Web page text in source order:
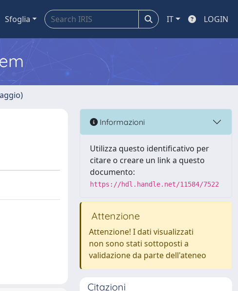
Sfoglia IT LOGIN
Informazioni
Utilizza questo identificativo per
citare o creare un link a questo
documento:
https://hdl.handle.net/11584/7522
Attenzione
Attenzione! I dati visualizzati
non sono stati sottoposti a
validazione da parte dell'ateneo
Citazioni